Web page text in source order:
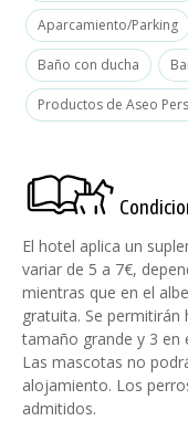
Aparcamiento/Parking
Baño con ducha
Productos de Aseo
El hotel aplica un
variar de 5 a 7€,
mientras que en el
gratuita. Se
tamaño grande y 3 en
Las mascotas no
alojamiento. Los
admitidos.